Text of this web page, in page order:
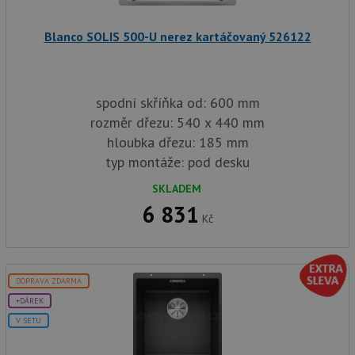
Blanco SOLIS 500-U nerez kartáčovaný 526122
spodní skříňka od: 600 mm
rozměr dřezu: 540 x 440 mm
hloubka dřezu: 185 mm
typ montáže: pod desku
SKLADEM
6 831 Kč
DOPRAVA ZDARMA
+DÁREK
V SETU
Doména
widget-
mediator.zopim.com
zásadách ochrany soukromí společnosti Google